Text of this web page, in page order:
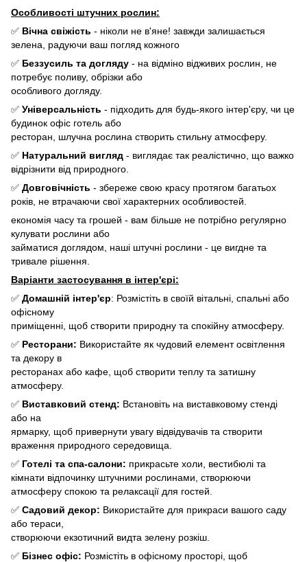
Особливості штучних рослин:
✅ Вічна свіжість - ніколи не в'яне! завжди залишається
зелена, радуючи ваш погляд кожного
✅ Беззусиль та догляду - на відміно відживих рослин, не
потребує поливу, обрізки або
особливого догляду.
✅ Універсальність - підходить для будь-якого інтер'єру, чи це
будинок офіс готель або
ресторан, шлучна рослина створить стильну атмосферу.
✅ Натуральний вигляд - виглядає так реалістично, що важко
відрізнити від природного.
✅ Довговічність - збереже свою красу протягом багатьох
років, не втрачаючи свої характерних особливостей.
економія часу та грошей - вам більше не потрібно регулярно
кулувати рослини або
займатися доглядом, наші штучні рослини - це вигдне та
тривале рішення.
Варіанти застосування в інтер'єрі:
✅ Домашній інтер'єр: Розмістіть в своїй вітальні, спальні або
офісному
приміщенні, щоб створити природну та спокійну атмосферу.
✅ Ресторани: Використайте як чудовий елемент освітлення
та декору в
ресторанах або кафе, щоб створити теплу та затишну
атмосферу.
✅ Виставковий стенд: Встановіть на виставковому стенді
або на
ярмарку, щоб привернути увагу відвідувачів та створити
враження природного середовища.
✅ Готелі та спа-салони: прикрасьте холи, вестибюлі та
кімнати відпочинку штучними рослинами, створюючи
атмосферу спокою та релаксації для гостей.
✅ Садовий декор: Використайте для прикраси вашого саду
або тераси,
створюючи екзотичний видта зелену розкіш.
✅ Бізнес офіс: Розмістіть в офісному просторі, щоб